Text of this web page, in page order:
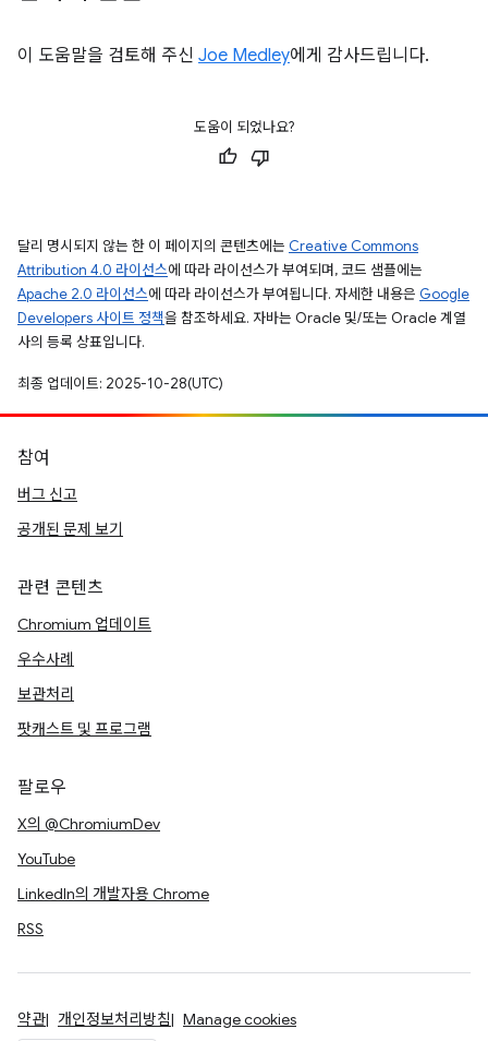
이 도움말을 검토해 주신 Joe Medley에게 감사드립니다.
도움이 되었나요?
달리 명시되지 않는 한 이 페이지의 콘텐츠에는 Creative Commons
Attribution 4.0 라이선스에 따라 라이선스가 부여되며, 코드 샘플에는
Apache 2.0 라이선스에 따라 라이선스가 부여됩니다. 자세한 내용은 Google
Developers 사이트 정책을 참조하세요. 자바는 Oracle 및/또는 Oracle 계열
사의 등록 상표입니다.
최종 업데이트: 2025-10-28(UTC)
참여
버그 신고
공개된 문제 보기
관련 콘텐츠
Chromium 업데이트
우수사례
보관처리
팟캐스트 및 프로그램
팔로우
X의 @ChromiumDev
YouTube
LinkedIn의 개발자용 Chrome
RSS
약관 개인정보처리방침 Manage cookies